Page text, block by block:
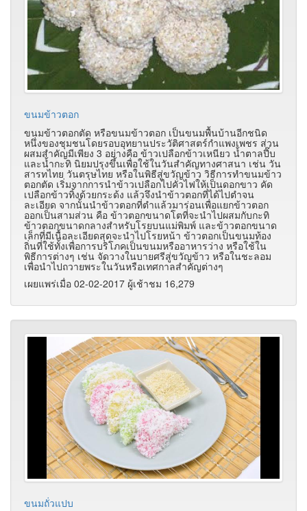
ขนมข้าวตอก
ขนมข้าวตอกตัด หรือขนมข้าวตอก เป็นขนมพื้นบ้านอีกชนิด
หนึ่งของชุมชนโดยรอบอุทยานประวัติศาสตร์กำแพงเพชร ส่วน
ผสมสำคัญมีเพียง 3 อย่างคือ ข้าวเปลือกข้าวเหนียว น้ำตาลปี๊บ
และน้ำกะทิ นิยมปรุงขึ้นเพื่อใช้ในวันสำคัญทางศาสนา เช่น วัน
สารทไทย วันตรุษไทย หรือในพิธีสู่ขวัญข้าว วิธีการทำขนมข้าว
ตอกตัด เริ่มจากการนำข้าวเปลือกไปคั่วไฟให้เป็นดอกขาว คัด
เปลือกข้าวทิ้งด้วยกระด้ง แล้วจึงนำข้าวตอกที่ได้ไปตำจน
ละเอียด จากนั้นนำข้าวตอกที่ตำแล้วมาร่อนเพื่อแยกข้าวตอก
ออกเป็นสามส่วน คือ ข้าวตอกขนาดโตที่จะนำไปผสมกับกะทิ
ข้าวตอกขนาดกลางสำหรับโรยบนแม่พิมพ์ และข้าวตอกขนาด
เล็กที่มีเนื้อละเอียดสุดจะนำไปโรยหน้า ข้าวตอกเป็นขนมท้อง
ถิ่นที่ใช้ทั้งเพื่อการบริโภคเป็นขนมหรืออาหารว่าง หรือใช้ใน
พิธีการต่างๆ เช่น จัดวางในบายศรีสู่ขวัญข้าว หรือในชะลอม
เพื่อนำไปถวายพระในวันหรือเทศกาลสำคัญต่างๆ
เผยแพร่เมื่อ 02-02-2017 ผู้เช้าชม 16,279
ขนมถั่วแปบ